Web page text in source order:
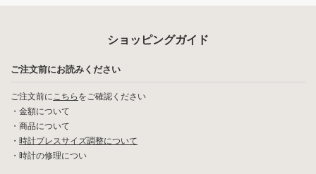
ショッピングガイド
ご注文前にお読みください
ご注文前にこちら をご確認ください
・ 金額について
・ 商品について
・ 時計ブレスサイズ調整について
・ 時計の修理につい